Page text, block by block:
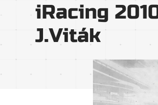
iRacing
J.Viták